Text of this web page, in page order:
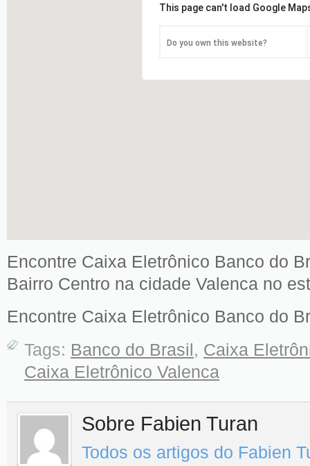
This page can't load Google
Do you own this website?
Encontre Caixa Eletrônico Banco do
Bairro Centro na cidade Valenca no
Encontre Caixa Eletrônico Banco do
Tags: Banco do Brasil, Caixa
Caixa Eletrônico Valenca
Sobre Fabien Turan
Todos os artigos do Fabien